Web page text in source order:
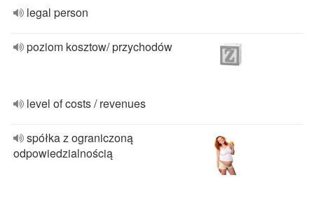
legal person
poziom kosztow/ przychodów
level of costs / revenues
spółka z ograniczoną
odpowiedzialnością